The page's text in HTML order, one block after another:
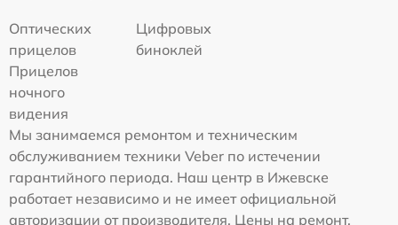
Оптических
прицелов
Цифровых
биноклей
Прицелов
ночного
видения
Мы занимаемся ремонтом и техническим
обслуживанием техники Veber по истечении
гарантийного периода. Наш центр в Ижевске
работает независимо и не имеет официальной
авторизации от производителя. Цены на ремонт,